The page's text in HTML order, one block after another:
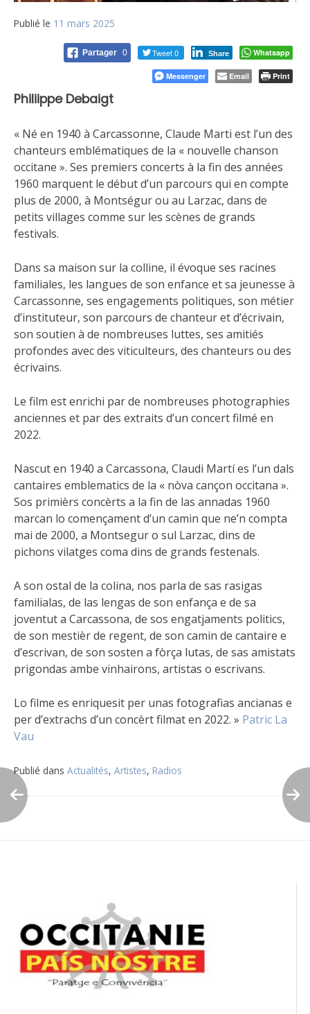
Publié le 11 mars 2025
Partager 0 Tweet 0 Share Whatsapp
Messenger Email Print
Philiippe Debaigt
« Né en 1940 à Carcassonne, Claude Marti est l’un des
chanteurs emblématiques de la « nouvelle chanson
occitane ». Ses premiers concerts à la fin des années
1960 marquent le début d’un parcours qui en compte
plus de 2000, à Montségur ou au Larzac, dans de
petits villages comme sur les scènes de grands
festivals.
Dans sa maison sur la colline, il évoque ses racines
familiales, les langues de son enfance et sa jeunesse à
Carcassonne, ses engagements politiques, son métier
d’instituteur, son parcours de chanteur et d’écrivain,
son soutien à de nombreuses luttes, ses amitiés
profondes avec des viticulteurs, des chanteurs ou des
écrivains.
Le film est enrichi par de nombreuses photographies
anciennes et par des extraits d’un concert filmé en
2022.
Nascut en 1940 a Carcassona, Claudi Martí es l’un dals
cantaires emblematics de la « nòva cançon occitana ».
Sos primièrs concèrts a la fin de las annadas 1960
marcan lo començament d’un camin que ne’n compta
mai de 2000, a Montsegur o sul Larzac, dins de
pichons vilatges coma dins de grands festenals.
A son ostal de la colina, nos parla de sas rasigas
familialas, de las lengas de son enfança e de sa
joventut a Carcassona, de sos engatjaments politics,
de son mestièr de regent, de son camin de cantaire e
d’escrivan, de son sosten a fòrça lutas, de sas amistats
prigondas ambe vinhairons, artistas o escrivans.
Lo filme es enriquesit per unas fotografias ancianas e
per d’extrachs d’un concèrt filmat en 2022. » Patric La
Vau
Publié dans Actualités, Artistes, Radios
Navigation
de